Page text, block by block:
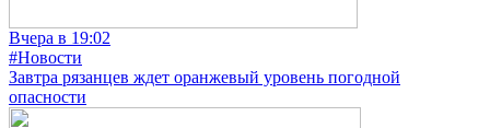
Вчера в 19:02
#Новости
Завтра рязанцев ждет оранжевый уровень погодной
опасности